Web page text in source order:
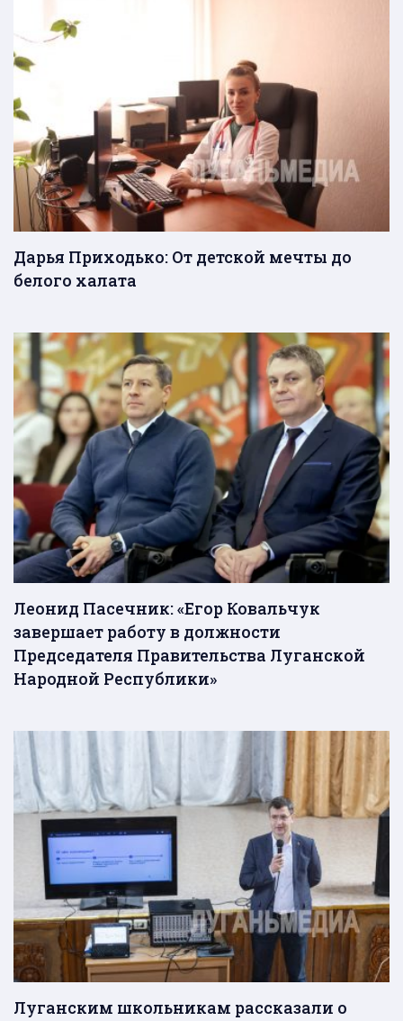
Дарья Приходько: От детской мечты до
белого халата
Леонид Пасечник: «Егор Ковальчук
завершает работу в должности
Председателя Правительства Луганской
Народной Республики»
Луганским школьникам рассказали о